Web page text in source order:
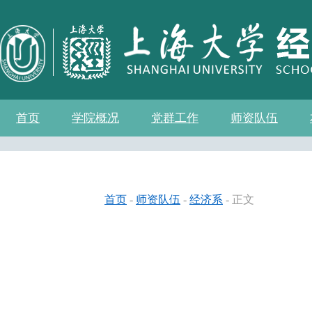
首页 学院概况
学院介绍 学院简介
发展历程
历任院长
现任领导
组织机构
学院愿景
党群工作
党务公开
党的建设
群众团体 工会
青联会
妇委会
退管会
学院制度
师资队伍
教师名录
人事专栏
招聘信息
博士后流动站
首页 - 师资队伍 - 经济系 - 正文